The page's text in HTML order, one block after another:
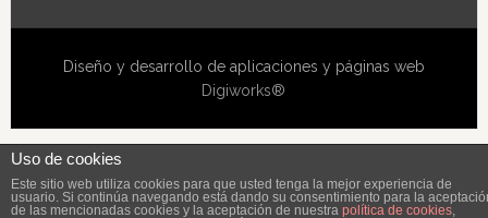
Diseño y desarrollo de aplicaciones y páginas web
Digiworks®
Uso de cookies
Este sitio web utiliza cookies para que usted tenga la mejor experiencia de
usuario. Si continúa navegando está dando su consentimiento para la
de las mencionadas cookies y la aceptación de nuestra política de cookies,